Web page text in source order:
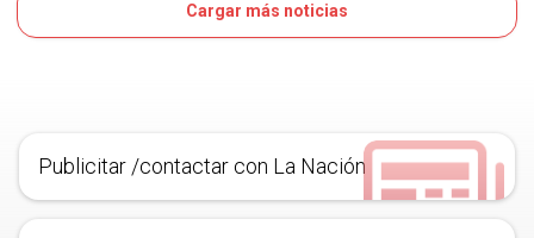
Cargar más noticias
Publicitar /contactar con La Nación